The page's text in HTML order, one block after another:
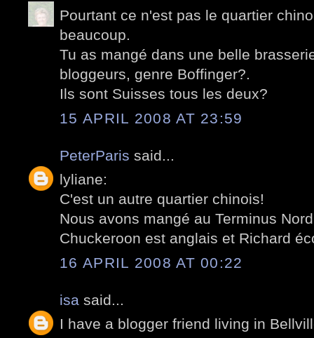
Pourtant ce n'est pas le quartier
beaucoup.
Tu as mangé dans une belle
bloggeurs, genre Boffinger?.
Ils sont Suisses tous les deux?
15 APRIL 2008 AT 23:59
PeterParis said...
lyliane:
C'est un autre quartier chinois!
Nous avons mangé au Terminus
Chuckeroon est anglais et Richard
16 APRIL 2008 AT 00:22
isa said...
I have a blogger friend living in